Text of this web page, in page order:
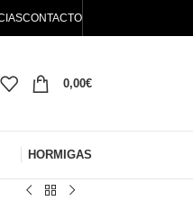
CONTACTO
0,00€
HORMIGAS